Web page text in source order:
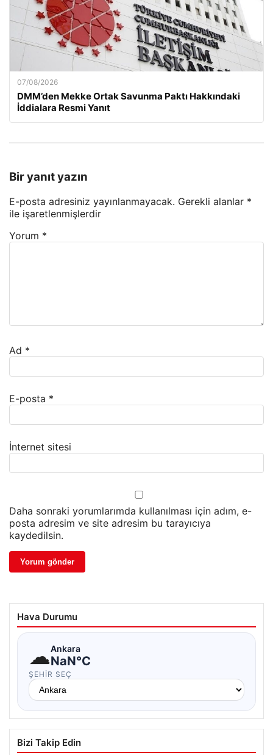
07/08/2026
DMM’den Mekke Ortak Savunma Paktı Hakkındaki
İddialara Resmi Yanıt
Bir yanıt yazın
E-posta adresiniz yayınlanmayacak. Gerekli alanlar *
ile işaretlenmişlerdir
Yorum *
Ad *
E-posta *
İnternet sitesi
Daha sonraki yorumlarımda kullanılması için adım, e-
posta adresim ve site adresim bu tarayıcıya
kaydedilsin.
Hava Durumu
☁Ankara
NaN°C
ŞEHIR SEÇ
Bizi Takip Edin